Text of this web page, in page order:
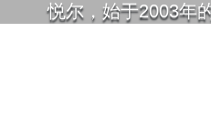
悦尔，始于2003年